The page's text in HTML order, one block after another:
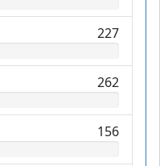
227
262
156